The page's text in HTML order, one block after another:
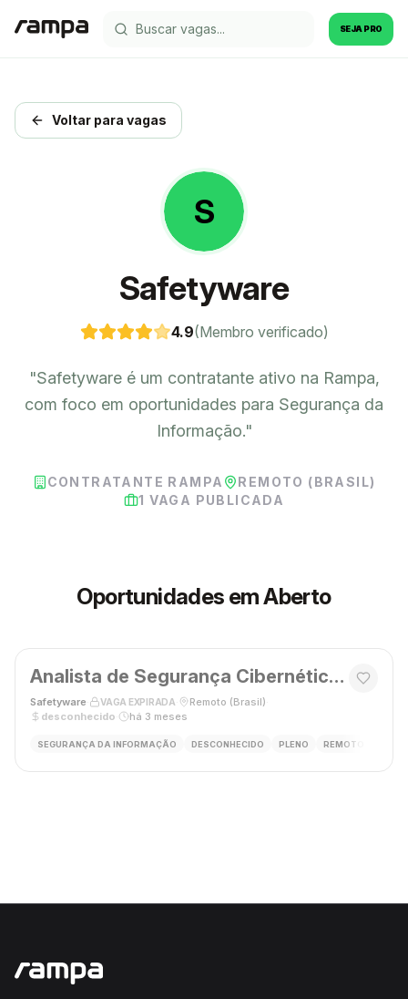
SEJA PRO
Voltar para vagas
S
Safetyware
4.9(Membro verificado)
"Safetyware é um contratante ativo na Rampa,
com foco em oportunidades para Segurança da
Informação."
CONTRATANTE RAMPA
REMOTO (BRASIL)
1 VAGA PUBLICADA
Oportunidades em Aberto
Analista de Segurança Cibernética – SOC
Safetyware VAGA EXPIRADA Remoto (Brasil)
desconhecido
há 3 meses
SEGURANÇA DA INFORMAÇÃO DESCONHECIDO PLENO REMOTO